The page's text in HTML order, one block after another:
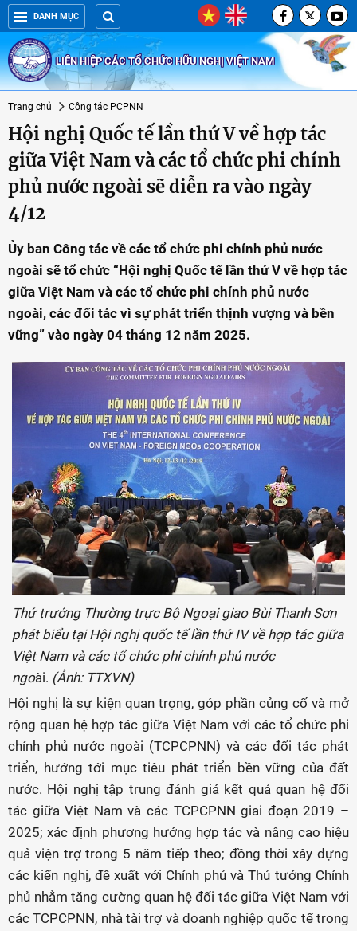
DANH MỤC
LIÊN HIỆP CÁC TỔ CHỨC HỮU NGHỊ VIỆT NAM
Trang chủ Công tác PCPNN
Hội nghị Quốc tế lần thứ V về hợp tác
giữa Việt Nam và các tổ chức phi chính
phủ nước ngoài sẽ diễn ra vào ngày
4/12
Ủy ban Công tác về các tổ chức phi chính phủ nước
ngoài sẽ tổ chức “Hội nghị Quốc tế lần thứ V về hợp tác
giữa Việt Nam và các tổ chức phi chính phủ nước
ngoài, các đối tác vì sự phát triển thịnh vượng và bền
vững” vào ngày 04 tháng 12 năm 2025.
Thứ trưởng Thường trực Bộ Ngoại giao Bùi Thanh Sơn
phát biểu tại Hội nghị quốc tế lần thứ IV về hợp tác giữa
Việt Nam và các tổ chức phi chính phủ nước
ngoài. (Ảnh: TTXVN)
Hội nghị là sự kiện quan trọng, góp phần củng cố và mở
rộng quan hệ hợp tác giữa Việt Nam với các tổ chức phi
chính phủ nước ngoài (TCPCPNN) và các đối tác phát
triển, hướng tới mục tiêu phát triển bền vững của đất
nước. Hội nghị tập trung đánh giá kết quả quan hệ đối
tác giữa Việt Nam và các TCPCPNN giai đoạn 2019 –
2025; xác định phương hướng hợp tác và nâng cao hiệu
quả viện trợ trong 5 năm tiếp theo; đồng thời xây dựng
các kiến nghị, đề xuất với Chính phủ và Thủ tướng Chính
phủ nhằm tăng cường quan hệ đối tác giữa Việt Nam với
các TCPCPNN, nhà tài trợ và doanh nghiệp quốc tế trong